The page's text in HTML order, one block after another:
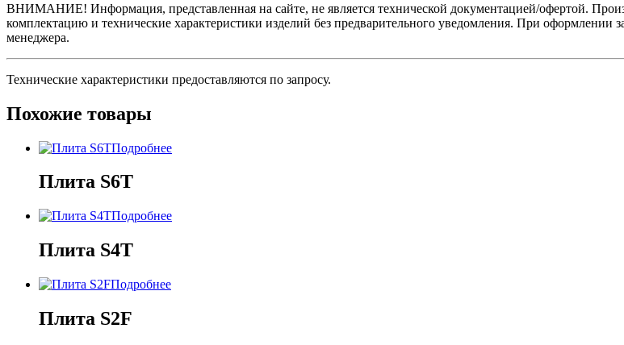
ВНИМАНИЕ! Информация, представленная на сайте, не является технической документацией/офертой.
комплектацию и технические характеристики изделий без предварительного уведомления. При оформлении
менеджера.
Технические характеристики предоставляются по запросу.
Похожие товары
Подробнее
Плита S6T
Подробнее
Плита S4T
Подробнее
Плита S2F